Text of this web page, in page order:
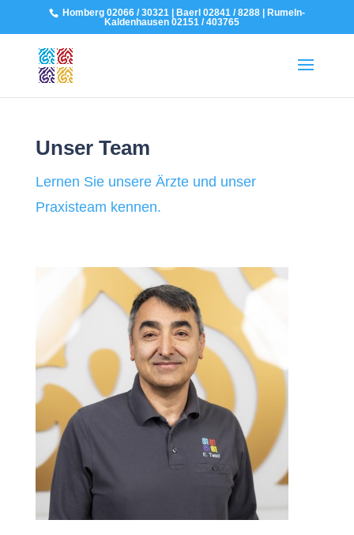
Homberg 02066 / 30321 | Baerl 02841 / 8288 | Rumeln-
Kaldenhausen 02151 / 403765
Unser Team
Lernen Sie unsere Ärzte und unser
Praxisteam kennen.